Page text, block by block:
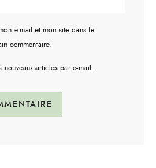
e-mail et mon site dans le
commentaire.
nouveaux articles par e-mail.